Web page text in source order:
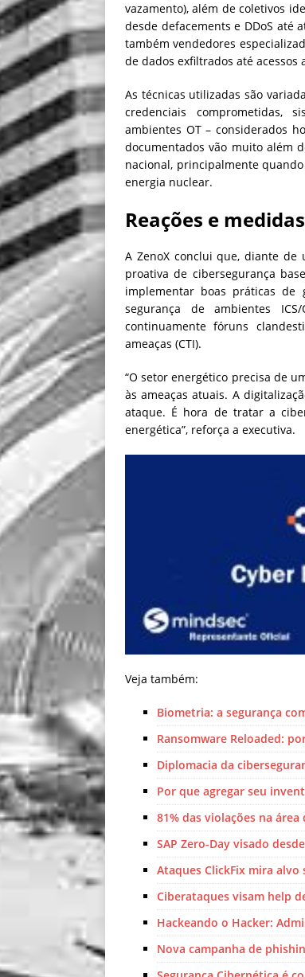
vazamento), além de coletivos
desde defacements e DDoS até
também vendedores
de dados exfiltrados até
As técnicas utilizadas são
credenciais comprometidas,
ambientes OT – considerados
documentados vão muito além
nacional, principalmente
energia nuclear.
Reações e
A ZenoX conclui que, diante
proativa de cibersegurança
implementar boas práticas de
segurança de ambientes
continuamente fóruns
ameaças (CTI).
“O setor energético precisa de
às ameaças atuais. A
ataque. É hora de tratar a
energética”, reforça a executiva.
Veja também:
Biometria: a segurança
Ransomware Reloaded:
Diplomacia da
Por que agregar seu
81% das violações na
SAP Zero-Day visado
Ataques ClickFix mira
Ciberataques visam help
Hackeando o Hacker:
Nova campanha de